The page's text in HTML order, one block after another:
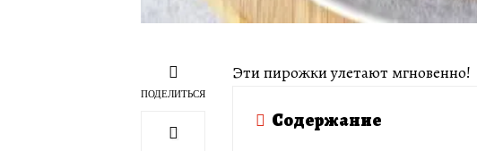
ПОДЕЛИТЬСЯ
Эти пирожки улетают мгновенно!
Содержание